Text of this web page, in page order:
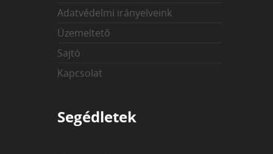
Adatvédelmi irányelveink
Üzemeltető
Sajtó
Kapcsolat
Segédletek